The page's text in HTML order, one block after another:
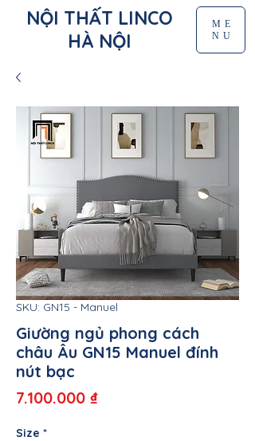
NỘI THẤT LINCO
HÀ NỘI
ME
NU
SKU: GN15 - Manuel
Giường ngủ phong cách
châu Âu GN15 Manuel đính
nút bạc
7.100.000 ₫Giá
Size *